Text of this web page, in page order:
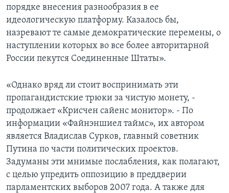
порядке внесения разнообразия в ее
идеологическую платформу. Казалось бы,
назревают те самые демократические перемены, о
наступлении которых во все более авторитарной
России пекутся Соединенные Штаты».
«Однако вряд ли стоит воспринимать эти
пропагандистские трюки за чистую монету, -
продолжает «Крисчен сайенс монитор». - По
информации «Файнэншиел таймс», их автором
является Владислав Сурков, главный советник
Путина по части политических проектов.
Задуманы эти мнимые послабления, как полагают,
с целью упредить оппозицию в преддверии
парламентских выборов 2007 года. А также для